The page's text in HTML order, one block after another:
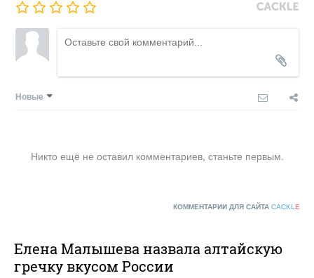
Новые
Никто ещё не оставил комментариев, станьте первым.
КОММЕНТАРИИ ДЛЯ САЙТА CACKL E
Елена Малышева назвала алтайскую
гречку вкусом России